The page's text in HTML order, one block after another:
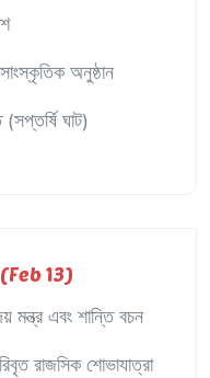
অনুষ্ঠান
ঘাট)
(Feb 13)
এবং শান্তি বচন
রাজসিক শোভাযাত্রা